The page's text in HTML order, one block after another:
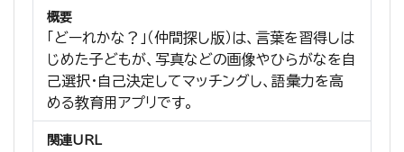
概要
「どーれかな？」（仲間探し版）は、言葉を習得しは
じめた子どもが、写真などの画像やひらがなを自
己選択・自己決定してマッチングし、語彙力を高
める教育用アプリです。
関連URL